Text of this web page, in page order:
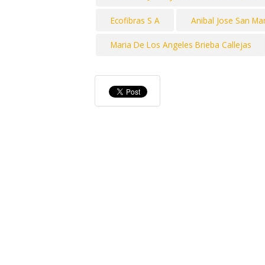
Ecofibras S A Anibal Jose San
Maria De Los Angeles Brieba Callejas